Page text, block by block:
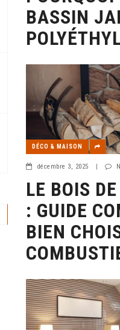
BASSIN
DÉCO & MAISON
décembre 3, 2025
LE BOIS
: GUIDE
BIEN